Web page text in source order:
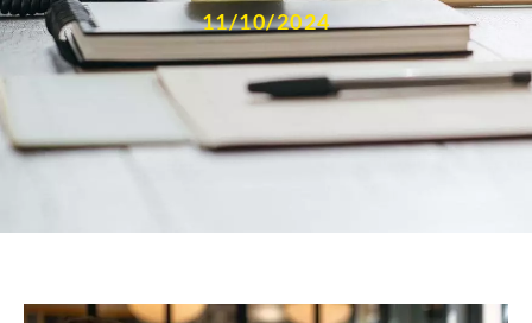
11/10/2024